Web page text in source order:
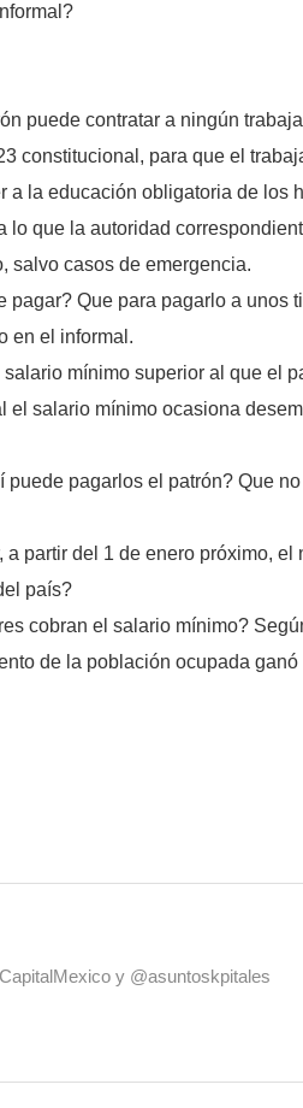
puede contratar a ningún
constitucional, para que el
a la educación obligatoria de los
que la autoridad
salvo casos de emergencia.
Que para pagarlo a unos
en el informal.
mínimo superior al que el
salario mínimo ocasiona
pagarlos el patrón? Que
partir del 1 de enero próximo, el
país?
cobran el salario mínimo?
de la población ocupada
y @asuntoskpitales